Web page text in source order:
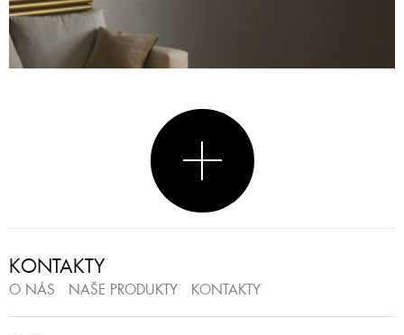
KONTAKTY
O NÁS NAŠE PRODUKTY KONTAKTY